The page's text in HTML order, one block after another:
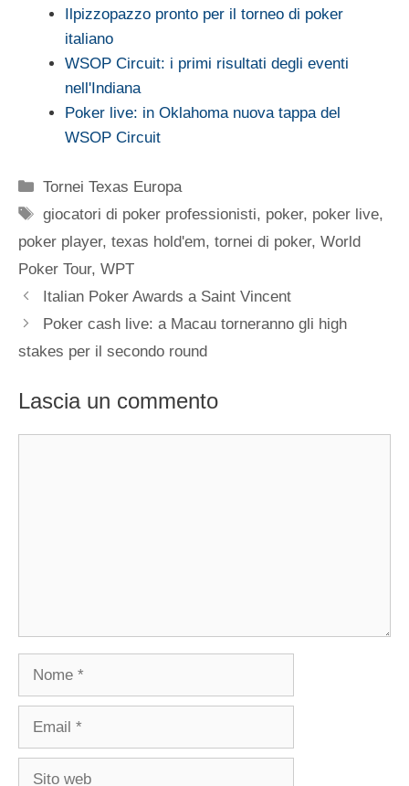
Ilpizzopazzo pronto per il torneo di poker
italiano
WSOP Circuit: i primi risultati degli eventi
nell'Indiana
Poker live: in Oklahoma nuova tappa del
WSOP Circuit
Categorie
Tornei Texas Europa
Tag
giocatori di poker professionisti, poker, poker live,
poker player, texas hold'em, tornei di poker, World
Poker Tour, WPT
Italian Poker Awards a Saint Vincent
Poker cash live: a Macau torneranno gli high
stakes per il secondo round
Lascia un commento
Nome
Email
Sito